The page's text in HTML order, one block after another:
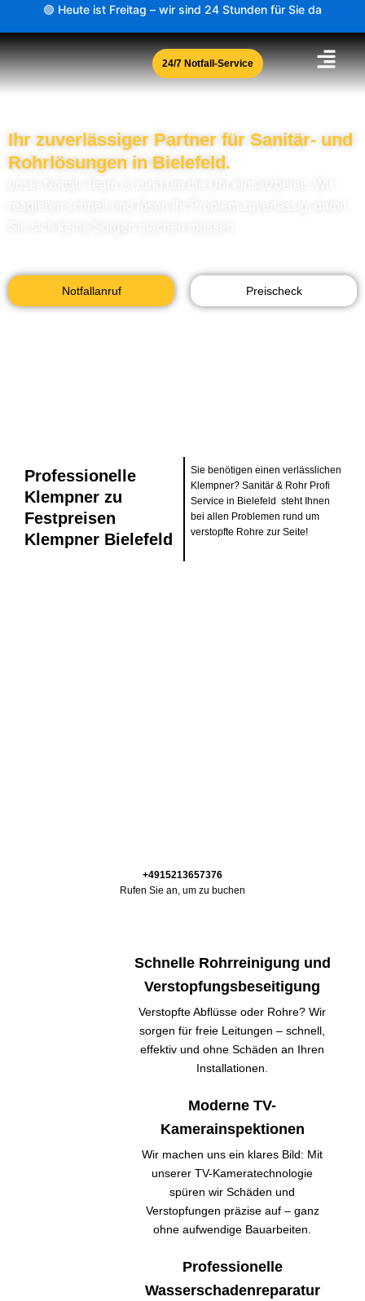
springen
🟢 Heute ist Freitag – wir sind 24 Stunden für Sie da
24/7 Notfall-Service
Ihr zuverlässiger Partner für Sanitär- und
Rohrlösungen in Bielefeld.
Notfallanruf Preischeck
Professionelle
Klempner zu
Festpreisen
Klempner Bielefeld
Sie benötigen einen verlässlichen
Klempner? Sanitär & Rohr Profi
Service in Bielefeld steht Ihnen
bei allen Problemen rund um
verstopfte Rohre zur Seite!
+4915213657376
Rufen Sie an, um zu buchen
Schnelle Rohrreinigung und
Verstopfungsbeseitigung
Verstopfte Abflüsse oder Rohre? Wir
sorgen für freie Leitungen – schnell,
effektiv und ohne Schäden an Ihren
Installationen.
Moderne TV-
Kamerainspektionen
Wir machen uns ein klares Bild: Mit
unserer TV-Kameratechnologie
spüren wir Schäden und
Verstopfungen präzise auf – ganz
ohne aufwendige Bauarbeiten.
Professionelle
Wasserschadenreparatur